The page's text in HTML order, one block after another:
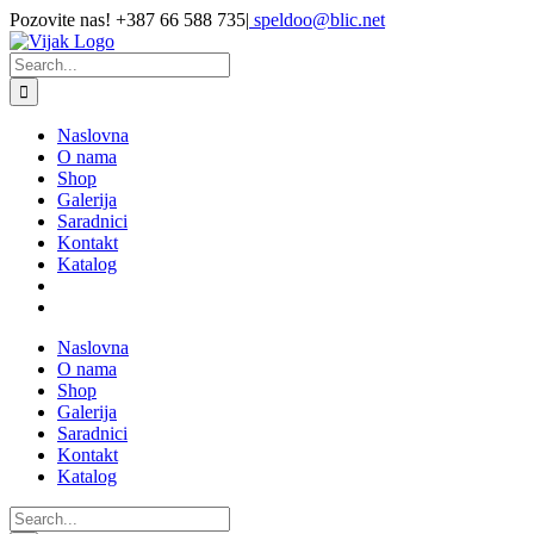
Skip
to
content
Pozovite nas! +387 66 588 735| speldoo@blic.net
Search
for:
Naslovna
O nama
Shop
Galerija
Saradnici
Kontakt
Katalog
Naslovna
O nama
Shop
Galerija
Saradnici
Kontakt
Katalog
Search